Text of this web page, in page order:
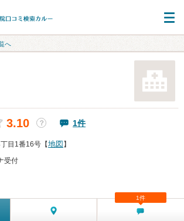
へ
3.10 ？ 1件
目1番16号【地図 】
受付
1件